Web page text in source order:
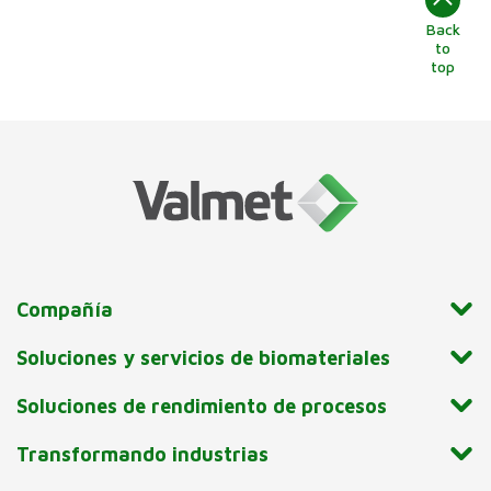
válvulas y control de flujo de
avanzar en sus planes de
futuro.
Back
to
top
Compañía
Soluciones y servicios de biomateriales
Soluciones de rendimiento de procesos
Transformando industrias